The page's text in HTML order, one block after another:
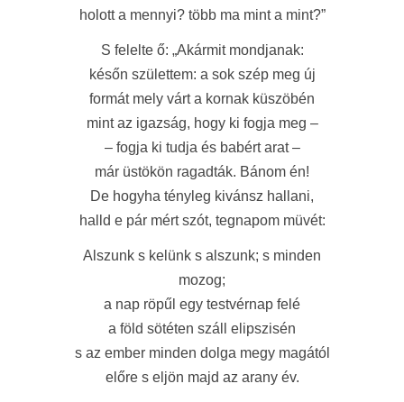
holott a mennyi? több ma mint a mint?”
S felelte ő: „Akármit mondjanak:
későn születtem: a sok szép meg új
formát mely várt a kornak küszöbén
mint az igazság, hogy ki fogja meg –
– fogja ki tudja és babért arat –
már üstökön ragadták. Bánom én!
De hogyha tényleg kivánsz hallani,
halld e pár mért szót, tegnapom müvét:
Alszunk s kelünk s alszunk; s minden
mozog;
a nap röpűl egy testvérnap felé
a föld sötéten száll elipszisén
s az ember minden dolga megy magától
előre s eljön majd az arany év.